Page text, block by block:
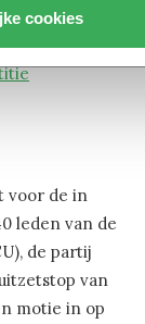
cookies
zijn óf
blijven.
voor de in
leden van de
de partij
van
motie in op